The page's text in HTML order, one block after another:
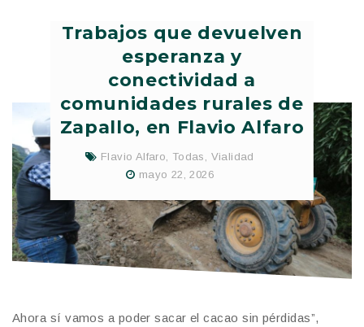
Trabajos que devuelven
esperanza y
conectividad a
comunidades rurales de
Zapallo, en Flavio Alfaro
Flavio Alfaro Todas
Vialidad
mayo 22, 2026
Ahora sí vamos a poder sacar el cacao sin pérdidas”,